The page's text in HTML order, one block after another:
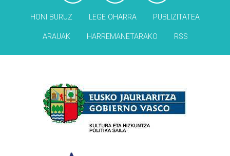
HONI BURUZ LEGE OHARRA PUBLIZITATEA
ARAUAK HARREMANETARAKO RSS